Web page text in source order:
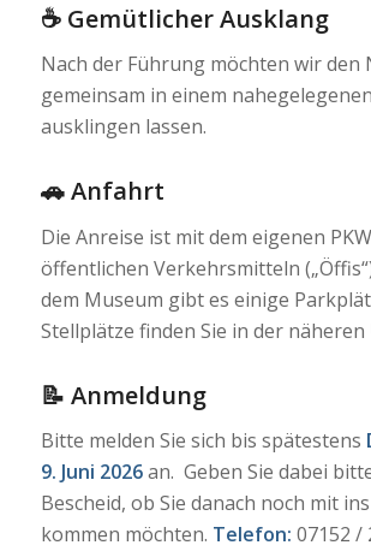
☕ Gemütlicher Ausklang
Nach der Führung möchten wir den
gemeinsam in einem
ausklingen lassen.
🚗 Anfahrt
Die Anreise ist mit dem eigenen
öffentlichen Verkehrsmitteln
dem Museum gibt es einige
Stellplätze finden Sie in der
📝 Anmeldung
Bitte melden Sie sich bis spätestens
9. Juni 2026an. Geben Sie dabei
Bescheid, ob Sie danach noch mit
kommen möchten. Telefon: 07152 /